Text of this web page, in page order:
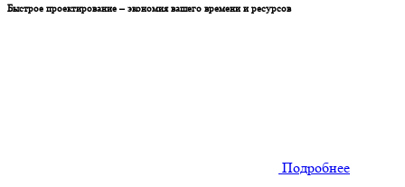
Быстрое проектирование – экономия вашего времени и ресурсов
Подробнее